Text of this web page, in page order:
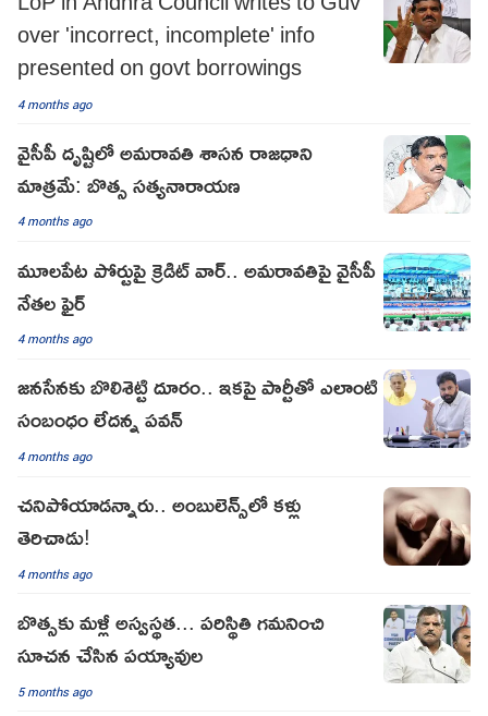
over 'incorrect, incomplete' info
presented on govt borrowings
4 months ago
వైసీపీ దృష్టిలో అమరావతి శాసన రాజధాని
మాత్రమే: బొత్స సత్యనారాయణ
4 months ago
మూలపేట పోర్టుపై క్రెడిట్ వార్.. అమరావతిపై వైసీపీ
నేతల ఫైర్
4 months ago
జనసేనకు బొలిశెట్టి దూరం.. ఇకపై పార్టీతో ఎలాంటి
సంబంధం లేదన్న పవన్
4 months ago
చనిపోయాడన్నారు.. అంబులెన్స్‌లో కళ్లు
తెరిచాడు!
4 months ago
బొత్సకు మళ్లీ అస్వస్థత... పరిస్థితి గమనించి
సూచన చేసిన పయ్యావుల
5 months ago